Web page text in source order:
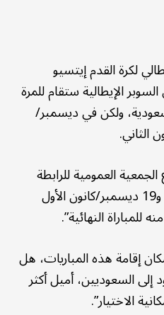
لكرة القدم إيتسيو
الإيطالية ستقام للمرة
ولكن في ديسمبر/
الثاني.
العمومية للرابطة
“مواعيد كأس السوبر هي 18 و19 ديسمبر/كانون الأول
إقامة هذه المباريات، هل
إلى السعوديين، أميل أكثر
الاختيار”.